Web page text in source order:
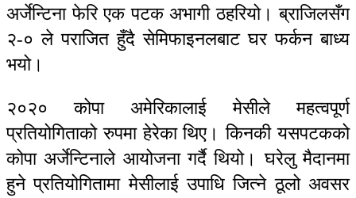
अर्जेन्टिना फेरि एक पटक अभागी ठहरियो। ब्राजिलसँग
२-० ले पराजित हुँदै सेमिफाइनलबाट घर फर्कन बाध्य
भयो।
२०२० कोपा अमेरिकालाई मेसीले महत्वपूर्ण
प्रतियोगिताको रुपमा हेरेका थिए। किनकी यसपटकको
कोपा अर्जेन्टिनाले आयोजना गर्दै थियो। घरेलु मैदानमा
हुने प्रतियोगितामा मेसीलाई उपाधि जित्ने ठूलो अवसर